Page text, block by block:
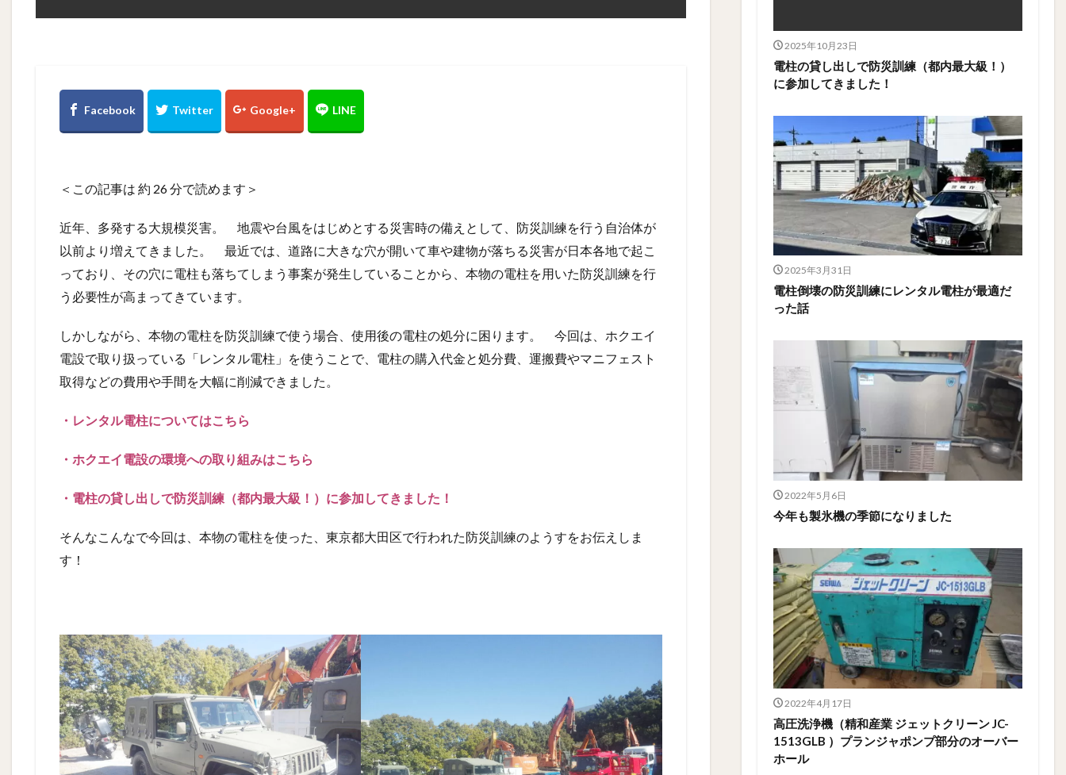
＜この記事は 約 26分で読めます＞
近年、多発する大規模災害。 地震や台風をはじめとする災害時の備えとして、防災訓練を行う自治体が
以前より増えてきました。 最近では、道路に大きな穴が開いて車や建物が落ちる災害が日本各地で起こ
っており、その穴に電柱も落ちてしまう事案が発生していることから、本物の電柱を用いた防災訓練を行
う必要性が高まってきています。
しかしながら、本物の電柱を防災訓練で使う場合、使用後の電柱の処分に困ります。 今回は、ホクエイ
電設で取り扱っている「レンタル電柱」を使うことで、電柱の購入代金と処分費、運搬費やマニフェスト
取得などの費用や手間を大幅に削減できました。
・レンタル電柱についてはこちら
・ホクエイ電設の環境への取り組みはこちら
・電柱の貸し出しで防災訓練（都内最大級！）に参加してきました！
そんなこんなで今回は、本物の電柱を使った、東京都大田区で行われた防災訓練のようすをお伝えしま
す！
2025年10月23日
電柱の貸し出しで防災訓練（都内最大級！）
に参加してきました！
2025年3月31日
電柱倒壊の防災訓練にレンタル電柱が最適だ
った話
2022年5月6日
今年も製氷機の季節になりました
2022年4月17日
高圧洗浄機（精和産業 ジェットクリーン JC-
1513GLB ）プランジャポンプ部分のオーバー
ホール